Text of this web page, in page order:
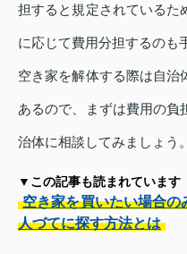
担すると規定されているた
に応じて費用分担するのも
空き家を解体する際は自治
あるので、まずは費用の負
治体に相談してみましょう。
▼この記事も読まれています
空き家を買いたい場合
人づてに探す方法とは